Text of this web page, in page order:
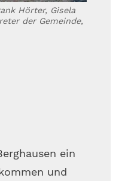
Hörter, Gisela
der Gemeinde,
ein
und